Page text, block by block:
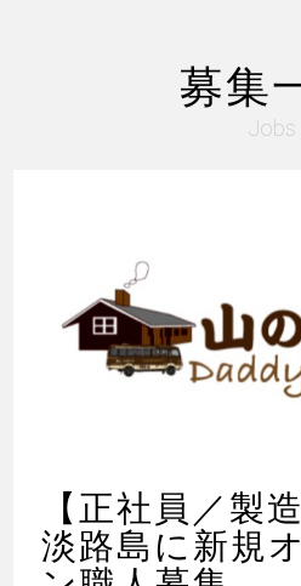
募集
Jobs
【正社員／製
淡路島に新規